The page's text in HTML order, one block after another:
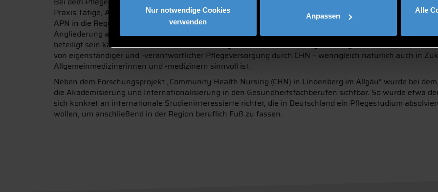
Nur notwendige Cookies
verwenden
Anpassen
Alle
Praxis Tätige, Auszubildende und Studierende, Lehrende und Forschende diskutierten unter anderem
APN in die Regelfinanzierung aufgenommen werden. Ebenso wurde thematisiert, wo CHN angesiedelt
Angliederung an einen Pflegestützpunkt darf sie dort nach derzeit geltendem Recht nur sprechen und
beteiligt sein kann, braucht es aktuell noch Delegation und damit die Angliederung an ärztliche Praxen.
von eigenständiger und -verantwortlicher Pflegeversorgung durch CHN – wenngleich natürlich auch in
Allgemeinmedizinerinnen und -medizinern sinnvoll ist.
Neben dem Forschungsprojekt „Community Health Nursing (CHN) in Lindenberg im Allgäu“ wurde bei
die Akademisierung und Internationalisierung in den Gesundheitsfachberufen sichtbar. So wurde etwa
sich konkret an internationale Studieninteressierte richtet, die in Deutschland ein Pflegestudium
wollen, um anschließend in der Region beruflich Fuß zu fassen.